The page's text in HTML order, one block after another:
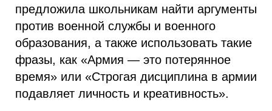
предложила школьникам найти аргументы
против военной службы и военного
образования, а также использовать такие
фразы, как «Армия — это потерянное
время» или «Строгая дисциплина в армии
подавляет личность и креативность».